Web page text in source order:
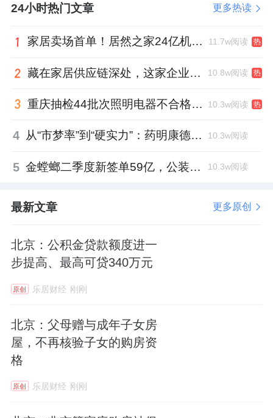
24小时热门文章 更多热读
家居卖场首单！居然之家24亿机构间REITs获深交所无异议函 11.7w阅读 热
藏在家居供应链深处，这家企业正在悄悄转型 10.8w阅读 热
重庆抽检44批次照明电器不合格，木林森全资子公司被点名 10.3w阅读 热
4 从“市梦率”到“硬实力”：药明康德如何用业绩填平2021年估值鸿沟？ 10.3w阅读
5 金螳螂二季度新签单59亿，公装业务贡献逾八成 10.3w阅读
最新文章 更多原创
北京：公积金贷款额度进一
步提高、最高可贷340万元
原创 乐居财经 刚刚
北京：父母赠与成年子女房
屋，不再核验子女的购房资
格
原创 乐居财经 刚刚